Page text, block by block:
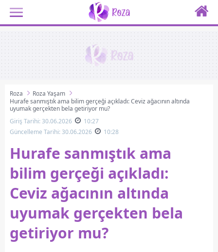
Roza
Roza Yaşam
Hurafe sanmıştık ama bilim gerçeği açıkladı: Ceviz ağacının altında
uyumak gerçekten bela getiriyor mu?
Giriş Tarihi: 30.06.2026
10:27
Güncelleme Tarihi: 30.06.2026
10:28
Hurafe sanmıştık ama
bilim gerçeği açıkladı:
Ceviz ağacının altında
uyumak gerçekten bela
getiriyor mu?